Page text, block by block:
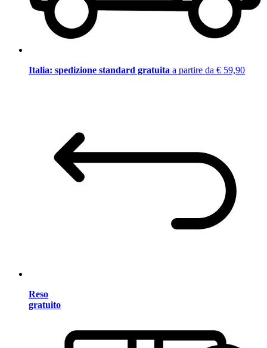
Italia: spedizione standard gratuita a partire da € 59,90
Reso
gratuito